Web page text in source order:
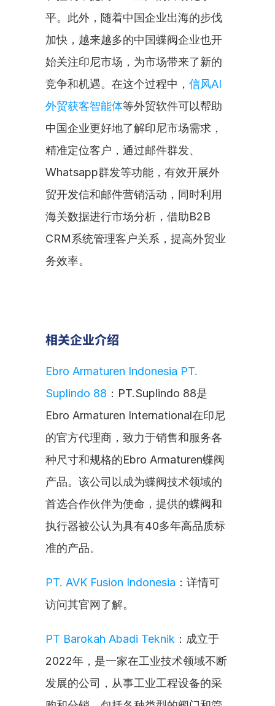
平。此外，随着中国企业出海的步伐
加快，越来越多的中国蝶阀企业也开
始关注印尼市场，为市场带来了新的
竞争和机遇。在这个过程中， 信风AI
外贸获客智能体等外贸软件可以帮助
中国企业更好地了解印尼市场需求，
精准定位客户，通过邮件群发、
Whatsapp群发等功能，有效开展外
贸开发信和邮件营销活动，同时利用
海关数据进行市场分析，借助B2B
CRM系统管理客户关系，提高外贸业
务效率。
相关企业介绍
Ebro Armaturen Indonesia PT.
Suplindo 88 ：PT.Suplindo 88是
Ebro Armaturen International在印尼
的官方代理商，致力于销售和服务各
种尺寸和规格的Ebro Armaturen蝶阀
产品。该公司以成为蝶阀技术领域的
首选合作伙伴为使命，提供的蝶阀和
执行器被公认为具有40多年高品质标
准的产品。
PT. AVK Fusion Indonesia ：详情可
访问其官网了解。
PT Barokah Abadi Teknik ：成立于
2022年，是一家在工业技术领域不断
发展的公司，从事工业工程设备的采